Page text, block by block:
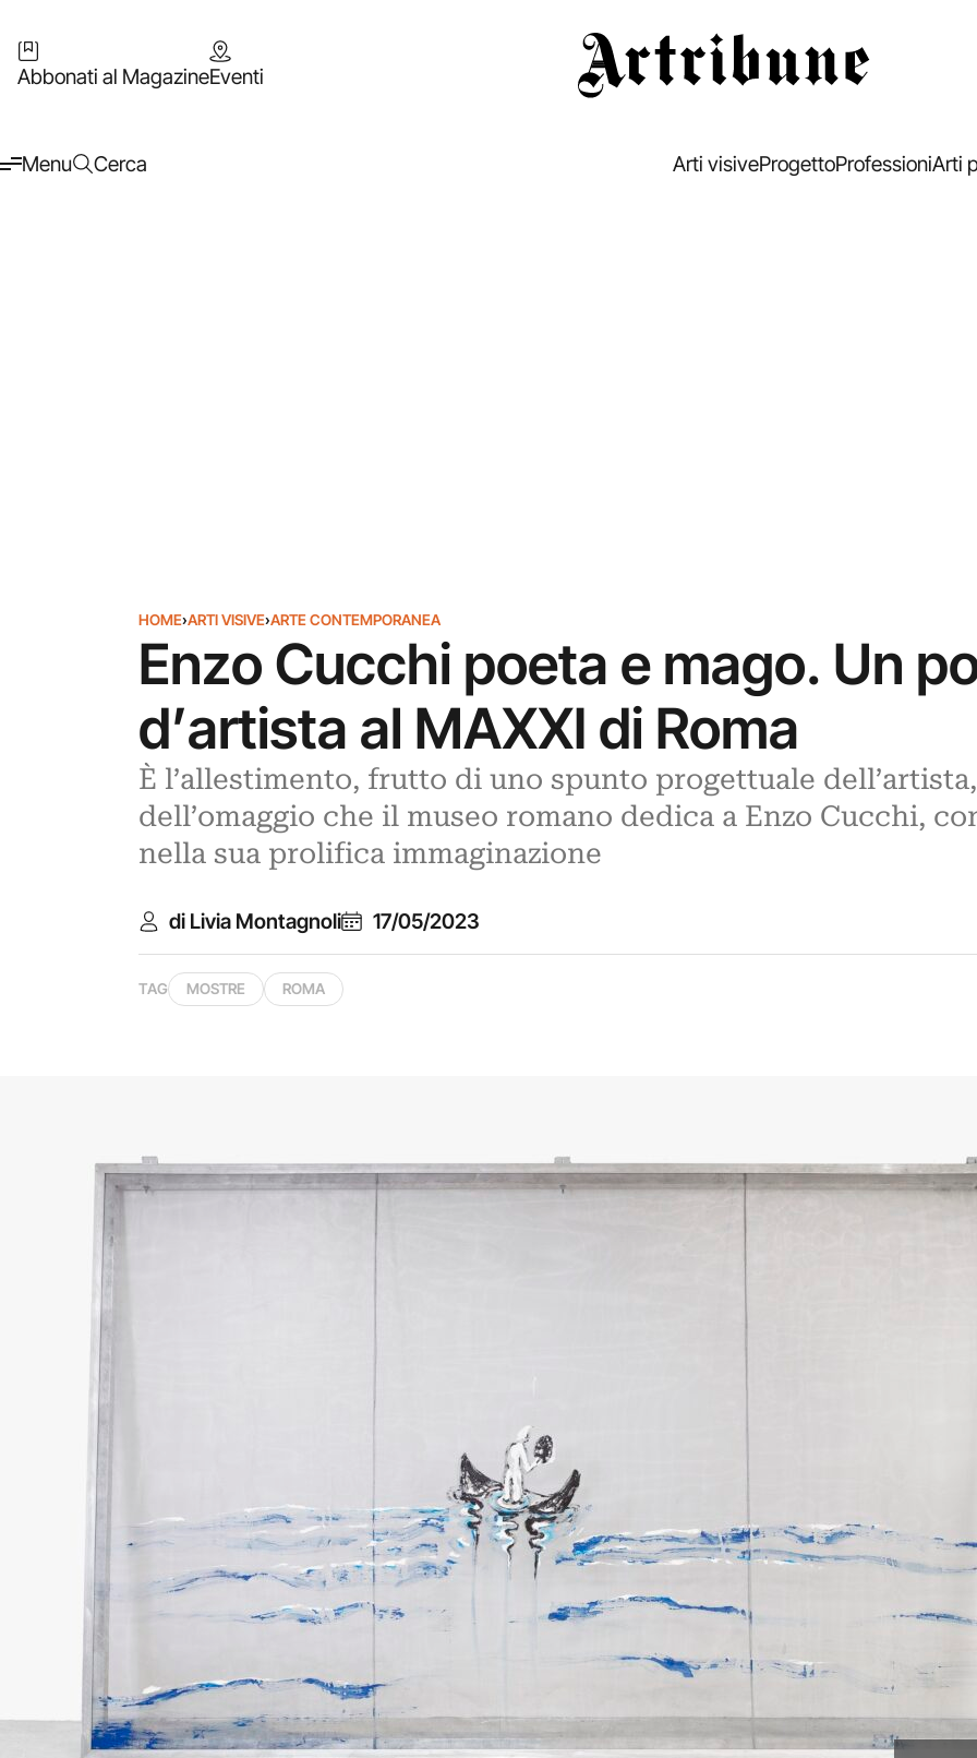
Abbonati al MagazineEventi
Menu Cerca Arti visiveProgettoProfessioniArti
HOME›ARTI VISIVE›ARTE CONTEMPORANEA
Enzo Cucchi poeta e mago. Un
d’artista al MAXXI di Roma
È l’allestimento, frutto di uno spunto progettuale
dell’omaggio che il museo romano dedica a Enzo Cucchi,
nella sua prolifica immaginazione
di Livia Montagnoli 17/05/2023
TAG MOSTRE ROMA